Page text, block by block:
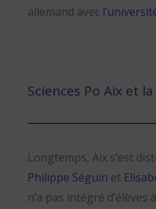
allemand avec
Sciences Po Aix et
Longtemps, Aix s’est
Philippe Séguin et
n’a pas intégré